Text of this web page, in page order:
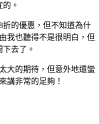
。
的優惠，但不知道為什
我也聽得不是很明白，但
去了。
大的期待，但意外地還蠻
講非常的足夠！